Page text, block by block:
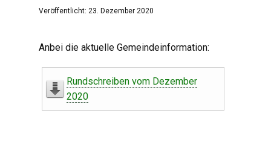
Veröffentlicht: 23. Dezember 2020
Anbei die aktuelle Gemeindeinformation:
Rundschreiben vom Dezember
2020